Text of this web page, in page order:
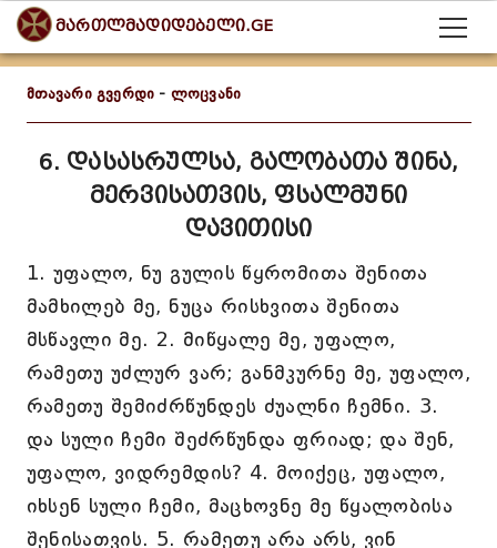
მართლმადიდებელი.GE
მთავარი გვერდი - ლოცვანი
6. დასასრულსა, გალობათა შინა,
მერვისათვის, ფსალმუნი
დავითისი
1. უფალო, ნუ გულის წყრომითა შენითა
მამხილებ მე, ნუცა რისხვითა შენითა
მსწავლი მე. 2. მიწყალე მე, უფალო,
რამეთუ უძლურ ვარ; განმკურნე მე, უფალო,
რამეთუ შემიძრწუნდეს ძუალნი ჩემნი. 3.
და სული ჩემი შეძრწუნდა ფრიად; და შენ,
უფალო, ვიდრემდის? 4. მოიქეც, უფალო,
იხსენ სული ჩემი, მაცხოვნე მე წყალობისა
შენისათვის. 5. რამეთუ არა არს, ვინ